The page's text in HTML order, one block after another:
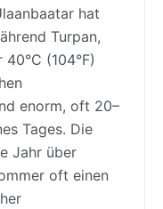
hat
Turpan,
(104°F)
enorm, oft 20–
Tages. Die
Jahr über
oft einen